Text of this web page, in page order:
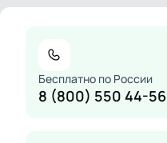
Бесплатно по России
8 (800) 550 44-56